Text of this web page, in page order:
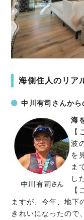
海側住人のリア
中川有司さんから
海
【
波
を
ま
し
【
ますが、今年、地下
きれいになったので